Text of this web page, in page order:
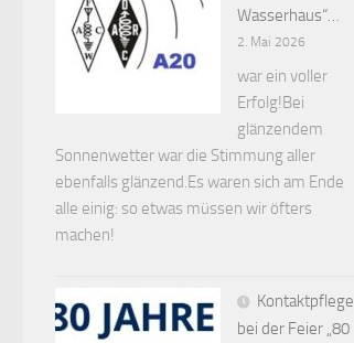
Wasserhaus“…
2. Mai 2026
war ein voller
Erfolg!Bei
glänzendem
Sonnenwetter war die Stimmung aller
ebenfalls glänzend.Es waren sich am Ende
alle einig: so etwas müssen wir öfters
machen!
Kontaktpflege
bei der Feier „80